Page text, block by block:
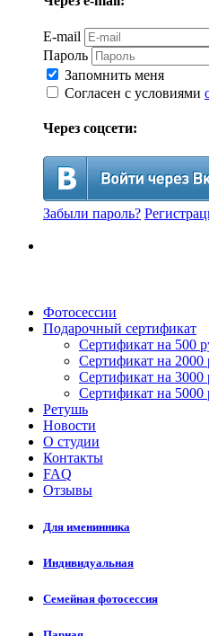
E-mail
Пароль
Запомнить меня
Согласен с условиями
Через соцсети:
Забыли пароль?
Фотосессии
Подарочный сертификат
Сертификат на 500
Сертификат на 2000
Сертификат на 3000
Сертификат на 5000
Ретушь
Новости
О студии
Контакты
FAQ
Отзывы
Для именинника
Индивидуальная
Семейная фотосессия